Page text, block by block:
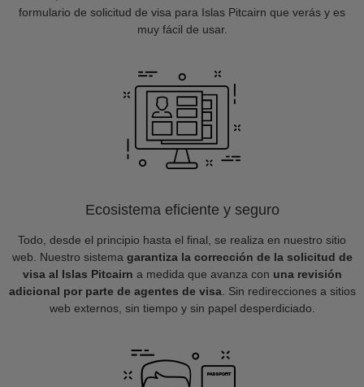
formulario de solicitud de visa para Islas Pitcairn que verás y es
muy fácil de usar.
Ecosistema eficiente y seguro
Todo, desde el principio hasta el final, se realiza en nuestro sitio
web. Nuestro sistema garantiza la corrección de la solicitud de
visa al Islas Pitcairn a medida que avanza con una revisión
adicional por parte de agentes de visa. Sin redirecciones a sitios
web externos, sin tiempo y sin papel desperdiciado.